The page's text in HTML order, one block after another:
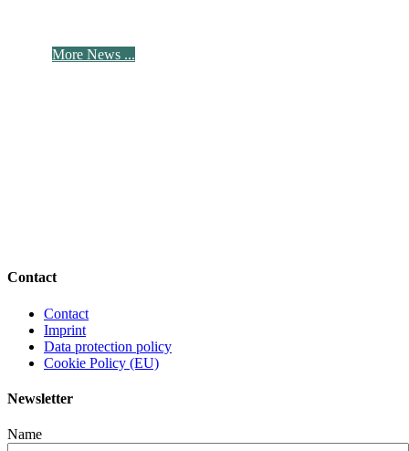
More News ...
Contact
Contact
Imprint
Data protection policy
Cookie Policy (EU)
Newsletter
Name